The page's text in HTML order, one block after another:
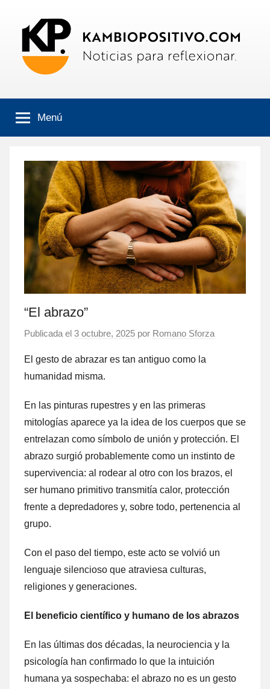
contenido
Kambiopositivo
online.
Noticias
reflexionar.
Menú
“El abrazo”
Publicada el 3 octubre, 2025 por Romano Sforza
El gesto de abrazar es tan antiguo como la
humanidad misma.
En las pinturas rupestres y en las primeras
mitologías aparece ya la idea de los cuerpos que se
entrelazan como símbolo de unión y protección. El
abrazo surgió probablemente como un instinto de
supervivencia: al rodear al otro con los brazos, el
ser humano primitivo transmitía calor, protección
frente a depredadores y, sobre todo, pertenencia al
grupo.
Con el paso del tiempo, este acto se volvió un
lenguaje silencioso que atraviesa culturas,
religiones y generaciones.
El beneficio científico y humano de los abrazos
En las últimas dos décadas, la neurociencia y la
psicología han confirmado lo que la intuición
humana ya sospechaba: el abrazo no es un gesto